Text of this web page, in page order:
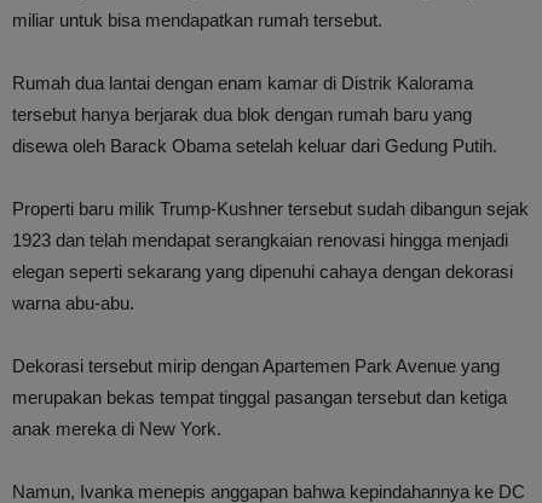
miliar untuk bisa mendapatkan rumah tersebut.
Rumah dua lantai dengan enam kamar di Distrik Kalorama
tersebut hanya berjarak dua blok dengan rumah baru yang
disewa oleh Barack Obama setelah keluar dari Gedung Putih.
Properti baru milik Trump-Kushner tersebut sudah dibangun sejak
1923 dan telah mendapat serangkaian renovasi hingga menjadi
elegan seperti sekarang yang dipenuhi cahaya dengan dekorasi
warna abu-abu.
Dekorasi tersebut mirip dengan Apartemen Park Avenue yang
merupakan bekas tempat tinggal pasangan tersebut dan ketiga
anak mereka di New York.
Namun, Ivanka menepis anggapan bahwa kepindahannya ke DC